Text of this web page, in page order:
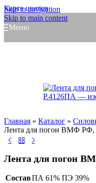
Карта цветов
Skip to navigation
Skip to main content
Меню
Главная » Каталог »
Лента для погон ВМФ РФ,
Лента для погон
СоставПА 61% ПЭ 39%